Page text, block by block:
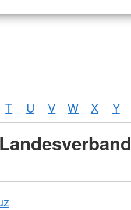
T U V W X Y
Landesverband